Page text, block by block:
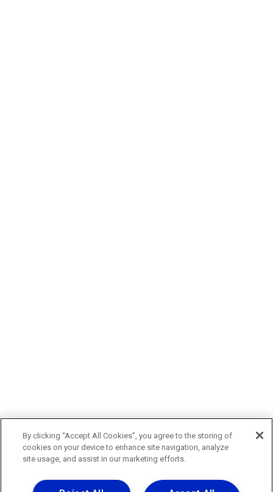
By clicking “Accept All Cookies”, you agree to the storing of
cookies on your device to enhance site navigation, analyze
site usage, and assist in our marketing efforts.